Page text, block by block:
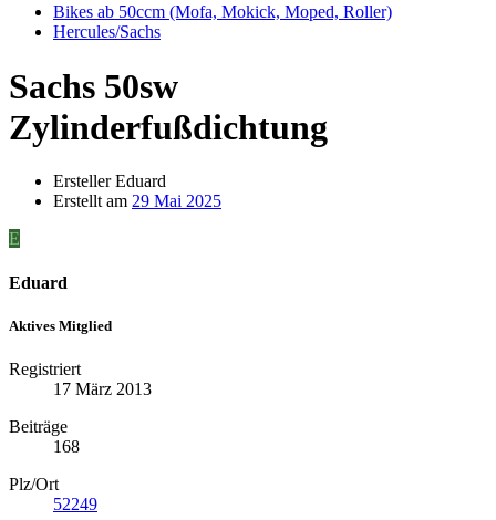
Bikes ab 50ccm (Mofa, Mokick, Moped, Roller)
Hercules/Sachs
Sachs 50sw
Zylinderfußdichtung
ErstellerEduard
Erstellt am 29 Mai 2025
E
Eduard
Aktives Mitglied
Registriert
17 März 2013
Beiträge
168
Plz/Ort
52249